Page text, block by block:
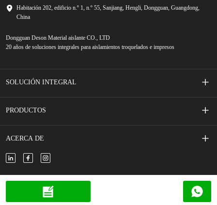
Habitación 202, edificio n.º 1, n.º 55, Sanjiang, Hengli, Dongguan, Guangdong,
China
Dongguan Deson Material aislante CO., LTD
20 años de soluciones integrales para aislamientos troquelados e impresos
SOLUCIÓN INTEGRAL
Interruptores de membrana serigrafiados
Vehículo de nueva energía
Nuevo almacenamiento de energía
Accesorios electrónicos y eléctricos
PRODUCTOS
Cinta adhesiva
Espuma adhesiva
ACERCA DE
Sobre nosotros
Copyright © 2024 DESON todos los derechos reservados.